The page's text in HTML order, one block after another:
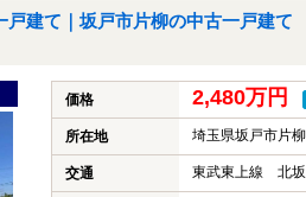
建て｜坂戸市片柳の中古一戸建て
価格 2,480万円
所在地 埼玉県坂戸市片柳
交通 東武東上線 北